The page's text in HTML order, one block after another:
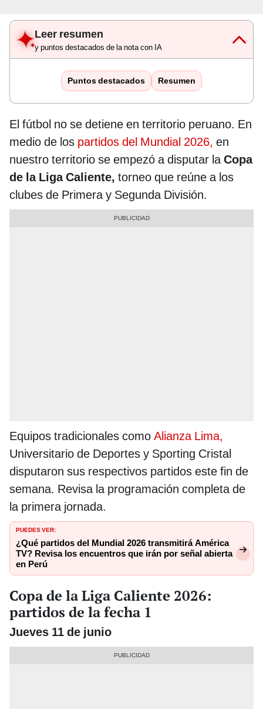
Leer resumen
y puntos destacados de la nota con IA
Puntos destacados Resumen
El fútbol no se detiene en territorio peruano. En
medio de los partidos del Mundial 2026, en
nuestro territorio se empezó a disputar laCopa
de la Liga Caliente, torneo que reúne a los
clubes de Primera y Segunda División.
Equipos tradicionales como Alianza Lima,
Universitario de Deportes y Sporting Cristal
disputaron sus respectivos partidos este fin de
semana. Revisa la programación completa de
la primera jornada.
PUEDES VER:
¿Qué partidos del Mundial 2026 transmitirá América
TV? Revisa los encuentros que irán por señal abierta
en Perú
Copa de la Liga Caliente 2026:
partidos de la fecha 1
Jueves 11 de junio